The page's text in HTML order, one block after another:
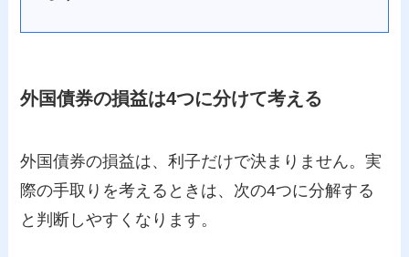
外国債券の損益は4つに分けて考える
外国債券の損益は、利子だけで決まりません。実
際の手取りを考えるときは、次の4つに分解する
と判断しやすくなります。